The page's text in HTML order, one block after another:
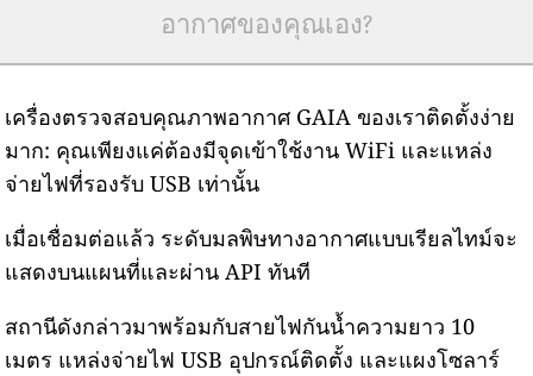
อากาศของคุณเอง?
เครื่องตรวจสอบคุณภาพอากาศ GAIA ของเราติดตั้งง่าย
มาก: คุณเพียงแค่ต้องมีจุดเข้าใช้งาน WiFi และแหล่ง
จ่ายไฟที่รองรับ USB เท่านั้น
เมื่อเชื่อมต่อแล้ว ระดับมลพิษทางอากาศแบบเรียลไทม์จะ
แสดงบนแผนที่และผ่าน API ทันที
สถานีดังกล่าวมาพร้อมกับสายไฟกันน้ำความยาว 10
เมตร แหล่งจ่ายไฟ USB อุปกรณ์ติดตั้ง และแผงโซลาร์